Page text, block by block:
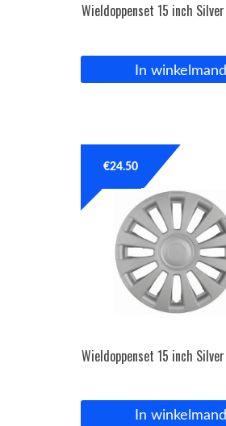
Wieldoppenset 15 inch Silver
In winkelmand
Wieldoppenset 15 inch Silver
€24.50
In winkelmand